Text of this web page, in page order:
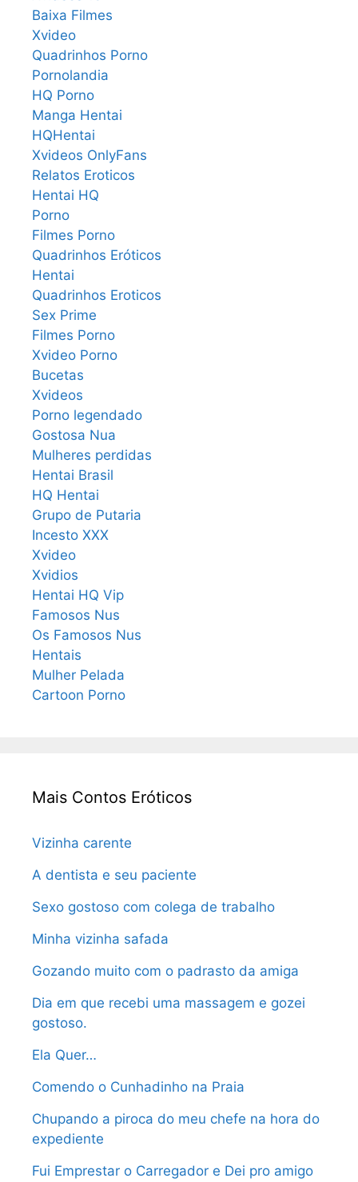
Baixa Filmes
Xvideo
Quadrinhos Porno
Pornolandia
HQ Porno
Manga Hentai
HQHentai
Xvideos OnlyFans
Relatos Eroticos
Hentai HQ
Porno
Filmes Porno
Quadrinhos Eróticos
Hentai
Quadrinhos Eroticos
Sex Prime
Filmes Porno
Xvideo Porno
Bucetas
Xvideos
Porno legendado
Gostosa Nua
Mulheres perdidas
Hentai Brasil
HQ Hentai
Grupo de Putaria
Incesto XXX
Xvideo
Xvidios
Hentai HQ Vip
Famosos Nus
Os Famosos Nus
Hentais
Mulher Pelada
Cartoon Porno
Mais Contos Eróticos
Vizinha carente
A dentista e seu paciente
Sexo gostoso com colega de trabalho
Minha vizinha safada
Gozando muito com o padrasto da amiga
Dia em que recebi uma massagem e gozei
gostoso.
Ela Quer…
Comendo o Cunhadinho na Praia
Chupando a piroca do meu chefe na hora do
expediente
Fui Emprestar o Carregador e Dei pro amigo